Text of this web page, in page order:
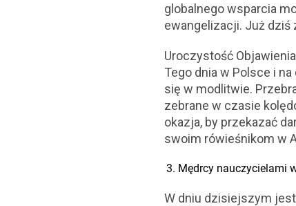
globalnego wsparcia
ewangelizacji. Już dziś
Uroczystość
Tego dnia w Polsce i
się w modlitwie.
zebrane w czasie
okazja, by przekazać
swoim rówieśnikom w
Mędrcy nauczycielami
W dniu dzisiejszym